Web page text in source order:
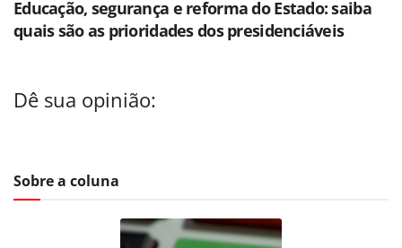
Educação, segurança e reforma do Estado: saiba
quais são as prioridades dos presidenciáveis
Dê sua opinião:
Sobre a coluna